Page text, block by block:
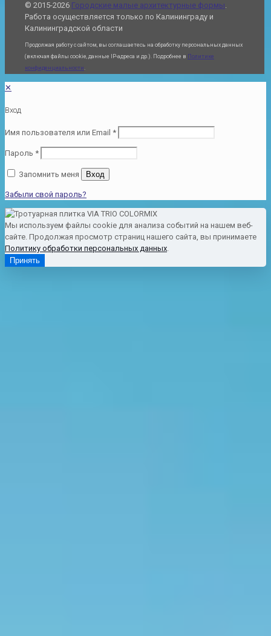
© 2015-2026 Городские малые архитектурные формы.
Работа осуществляется только по Калининграду и
Калининградской области
Продолжая работу с сайтом, вы соглашаетесь на обработку персональных данных
(включая файлы cookie, данные IP-адреса и др.). Подробнее в Политике
конфиденциальности .
✕
Вход
Имя пользователя или Email *
Пароль *
Запомнить меня Вход
Забыли свой пароль?
Мы используем файлы cookie для анализа событий на нашем веб-
сайте. Продолжая просмотр страниц нашего сайта, вы принимаете
Политику обработки персональных данных
Принять